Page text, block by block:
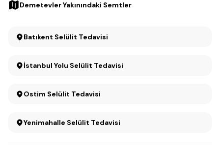
Demetevler Yakınındaki Semtler
Batıkent Selülit Tedavisi
İstanbul Yolu Selülit Tedavisi
Ostim Selülit Tedavisi
Yenimahalle Selülit Tedavisi